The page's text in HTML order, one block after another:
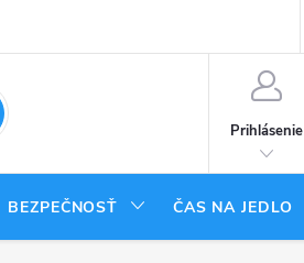
- vrátenie tovaru
Prihlásenie
BEZPEČNOSŤ ČAS NA JEDLO